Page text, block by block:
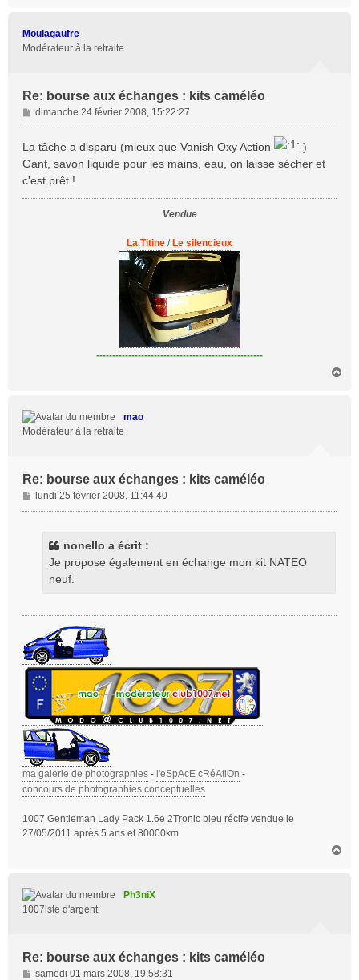
Moulagaufre
Modérateur à la retraite
Re: bourse aux échanges : kits caméléo
M
e
a
g
e
dimanche 24 février 2008, 15:22:27
La tâche a disparu (mieux que Vanish Oxy Action
)
Gant, savon liquide pour les mains, eau, on laisse sécher et
c'est prêt !
Vendue
La Titine / Le silencieux
----------------------------------------------------
mao
Modérateur à la retraite
Re: bourse aux échanges : kits caméléo
M
e
lundi 25 février 2008, 11:44:40
nonello a écrit :
Je propose également en échange mon kit NATEO
neuf.
ma galerie de photographies - l'eSpAcE cRéAtiOn -
concours de photographies conceptuelles
1007 Gentleman Lady Pack 1.6e 2Tronic bleu récife vendue le
27/05/2011 après 5 ans et 80000km
Ph3niX
1007iste d'argent
Re: bourse aux échanges : kits caméléo
M
samedi 01 mars 2008, 19:58:31